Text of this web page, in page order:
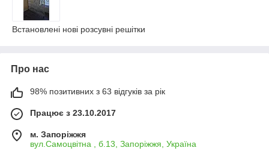
Встановлені нові розсувні решітки
Про нас
98% позитивних з 63 відгуків за рік
Працює з 23.10.2017
м. Запоріжжя
вул.Самоцвітна , б.13, Запоріжжя, Україна